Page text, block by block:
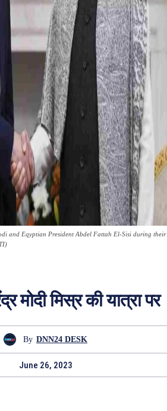
and Eqyptian President Abdel Fattah El-Sisi during their
मोदी मिस्र की यात्रा पर
By DNN24 DESK
June 26, 2023